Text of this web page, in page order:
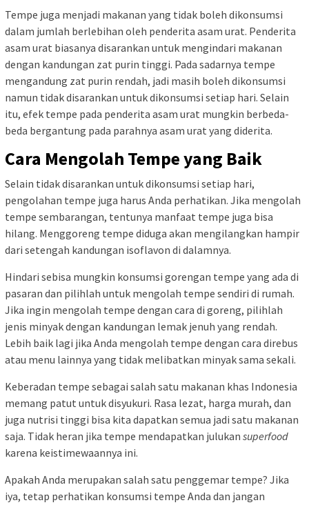
Tempe juga menjadi makanan yang tidak boleh dikonsumsi
dalam jumlah berlebihan oleh penderita asam urat. Penderita
asam urat biasanya disarankan untuk mengindari makanan
dengan kandungan zat purin tinggi. Pada sadarnya tempe
mengandung zat purin rendah, jadi masih boleh dikonsumsi
namun tidak disarankan untuk dikonsumsi setiap hari. Selain
itu, efek tempe pada penderita asam urat mungkin berbeda-
beda bergantung pada parahnya asam urat yang diderita.
Cara Mengolah Tempe yang Baik
Selain tidak disarankan untuk dikonsumsi setiap hari,
pengolahan tempe juga harus Anda perhatikan. Jika mengolah
tempe sembarangan, tentunya manfaat tempe juga bisa
hilang. Menggoreng tempe diduga akan mengilangkan hampir
dari setengah kandungan isoflavon di dalamnya.
Hindari sebisa mungkin konsumsi gorengan tempe yang ada di
pasaran dan pilihlah untuk mengolah tempe sendiri di rumah.
Jika ingin mengolah tempe dengan cara di goreng, pilihlah
jenis minyak dengan kandungan lemak jenuh yang rendah.
Lebih baik lagi jika Anda mengolah tempe dengan cara direbus
atau menu lainnya yang tidak melibatkan minyak sama sekali.
Keberadan tempe sebagai salah satu makanan khas Indonesia
memang patut untuk disyukuri. Rasa lezat, harga murah, dan
juga nutrisi tinggi bisa kita dapatkan semua jadi satu makanan
saja. Tidak heran jika tempe mendapatkan julukan superfood
karena keistimewaannya ini.
Apakah Anda merupakan salah satu penggemar tempe? Jika
iya, tetap perhatikan konsumsi tempe Anda dan jangan